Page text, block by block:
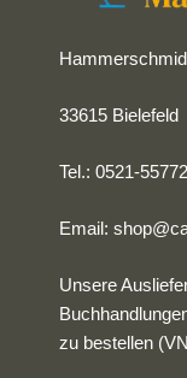
33615 Bielefeld
Tel.: 0521-
Email:
Unsere
zu bestellen